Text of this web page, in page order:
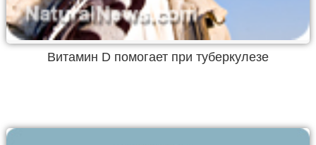
Витамин D помогает при туберкулезе